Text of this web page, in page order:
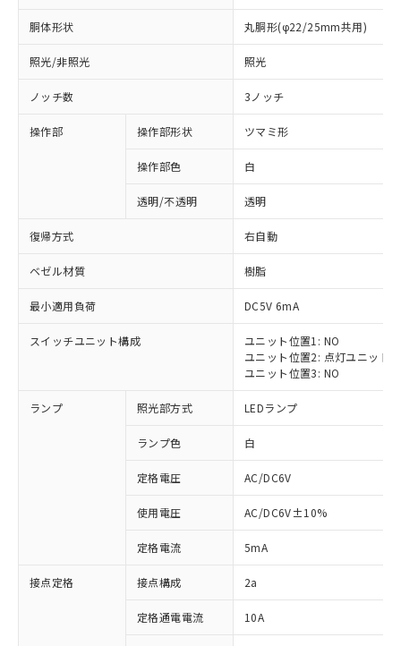
胴体形状 丸胴形(φ22/25mm共用)
照光/非照光 照光
ノッチ数 3ノッチ
操作部 操作部形状 ツマミ形
操作部色 白
透明/不透明 透明
復帰方式 右自動
ベゼル材質 樹脂
最小適用負荷 DC5V 6mA
スイッチユニット構成
ユニット位置1: NO
ユニット位置2: 点灯ユニット
ユニット位置3: NO
ランプ 照光部方式 LEDランプ
ランプ色 白
定格電圧 AC/DC6V
使用電圧 AC/DC6V±10%
定格電流 5mA
接点定格 接点構成 2a
定格通電電流 10A
ご利用条件
以下の条件をお読みいただき、同意のうえ
ご利用ください。
商品の当社在庫状況および標準価格
(税抜)を提供させていただくもので
対応済み：EU RoHS指令（10物質）の
非含有に対応した製品が提供可能な商品で
対応予定：EU RoHS指令（10物質）の非含
有に対応した製品に切り替える予定のある
対応予定なし：EU RoHS指令（10物質）の
非含有に非対応の商品で、対応品を出す予
定はありません。
調査・確認中：EU RoHS指令（10物質）の
非含有の対応状況を調査中または確認中の
非該当品：ライセンス料など無形物で、有
害物質有無と関係のない商品です。
※1 中国RoHS○×表
「○」：最大均質材料含有率が中国RoHSの
基準値以下であることを示します。